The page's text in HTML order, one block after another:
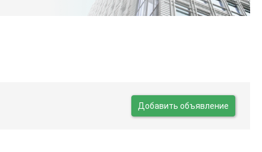
Добавить объявление